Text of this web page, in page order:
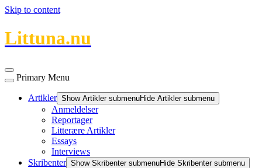
Skip to content
Littuna.nu
Primary Menu
Artikler Show Artikler submenuHide Artikler submenu
Anmeldelser
Reportager
Litterære Artikler
Essays
Interviews
Skribenter Show Skribenter submenuHide Skribenter submenu